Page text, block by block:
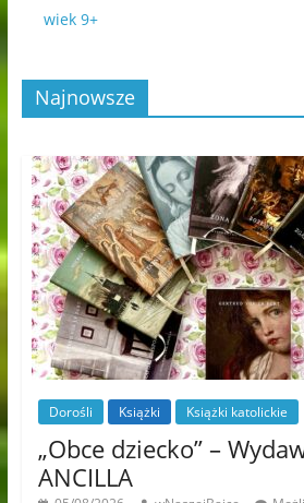
wiek 9+
Najnowsze
Dorośli Książki Książki katolickie
„Obce dziecko” –
ANCILLA